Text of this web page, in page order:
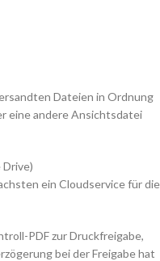
Dateien in Ordnung
eine andere Ansichtsdatei
Drive)
ein Cloudservice für die
PDF zur Druckfreigabe,
bei der Freigabe hat